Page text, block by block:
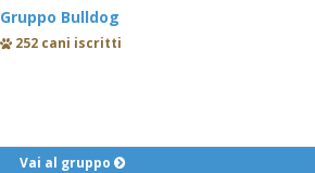
Gruppo Bulldog
252 cani iscritti
Vai al gruppo